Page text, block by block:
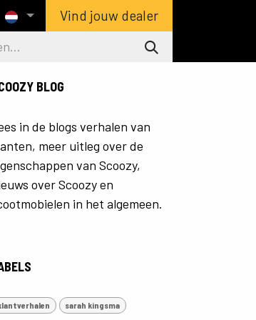
Vind jouw dealer
BLOG
in de blogs verhalen van
meer uitleg over de
van Scoozy,
over Scoozy en
in het algemeen.
sarah kingsma